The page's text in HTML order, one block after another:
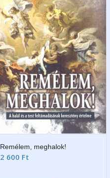
Remélem, meghalok!
2 600 Ft